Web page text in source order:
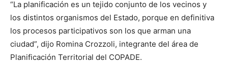
“La planificación es un tejido conjunto de los vecinos y
los distintos organismos del Estado, porque en definitiva
los procesos participativos son los que arman una
ciudad”, dijo Romina Crozzoli, integrante del área de
Planificación Territorial del COPADE.